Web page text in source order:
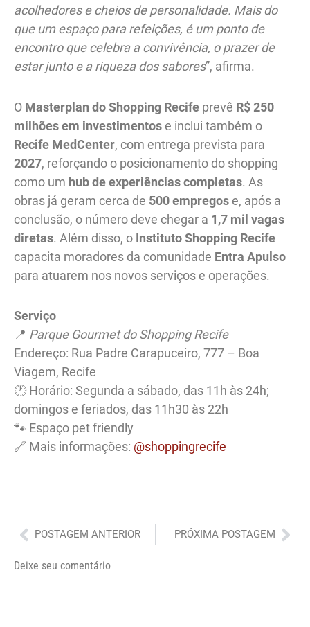
acolhedores e cheios de personalidade. Mais do
que um espaço para refeições, é um ponto de
encontro que celebra a convivência, o prazer de
estar junto e a riqueza dos sabores”, afirma.
O Masterplan do Shopping Recife prevê R$ 250
milhões em investimentos e inclui também o
Recife MedCenter, com entrega prevista para
2027, reforçando o posicionamento do shopping
como um hub de experiências completas. As
obras já geram cerca de 500 empregos e, após a
conclusão, o número deve chegar a 1,7 mil vagas
diretas. Além disso, o Instituto Shopping Recife
capacita moradores da comunidade Entra Apulso
para atuarem nos novos serviços e operações.
Serviço
📍 Parque Gourmet do Shopping Recife
Endereço: Rua Padre Carapuceiro, 777 – Boa
Viagem, Recife
🕐 Horário: Segunda a sábado, das 11h às 24h;
domingos e feriados, das 11h30 às 22h
🐾 Espaço pet friendly
🔗 Mais informações: @shoppingrecife
Anterior
POSTAGEM ANTERIOR PRÓXIMA POSTAGEM
Deixe seu comentário